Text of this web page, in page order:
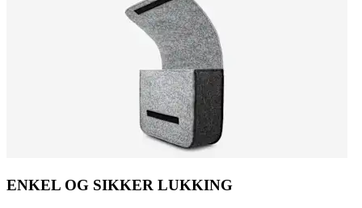
ENKEL OG SIKKER LUKKING